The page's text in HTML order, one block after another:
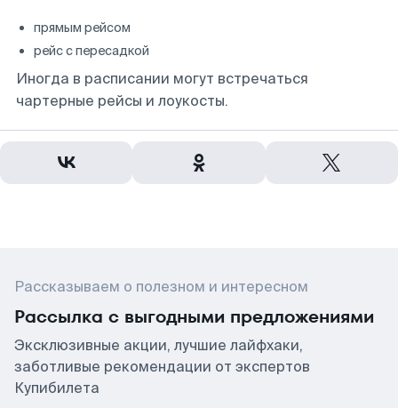
прямым рейсом
рейс с пересадкой
Иногда в расписании могут встречаться
чартерные рейсы и лоукосты.
Рассказываем о полезном и интересном
Рассылка с выгодными предложениями
Эксклюзивные акции, лучшие лайфхаки,
заботливые рекомендации от экспертов
Купибилета